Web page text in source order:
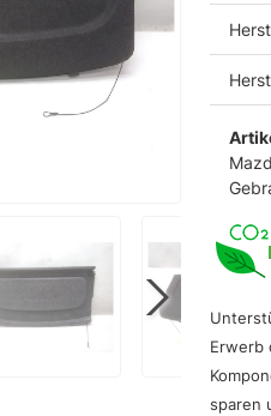
Erwerb
sparen